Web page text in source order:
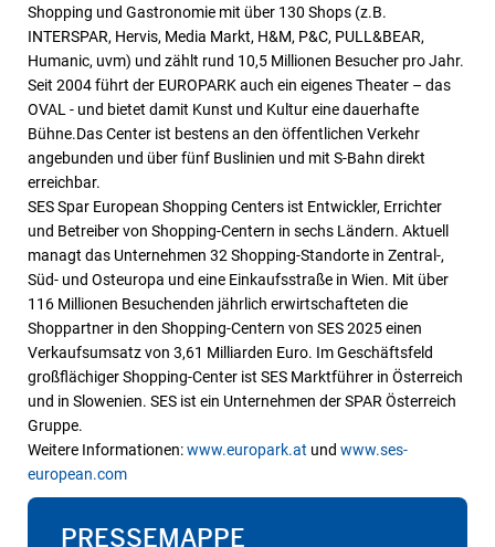
Shopping und Gastronomie mit über 130 Shops (z.B.
INTERSPAR, Hervis, Media Markt, H&M, P&C, PULL&BEAR,
Humanic, uvm) und zählt rund 10,5 Millionen Besucher pro Jahr.
Seit 2004 führt der EUROPARK auch ein eigenes Theater – das
OVAL - und bietet damit Kunst und Kultur eine dauerhafte
Bühne.Das Center ist bestens an den öffentlichen Verkehr
angebunden und über fünf Buslinien und mit S-Bahn direkt
erreichbar.
SES Spar European Shopping Centers ist Entwickler, Errichter
und Betreiber von Shopping-Centern in sechs Ländern. Aktuell
managt das Unternehmen 32 Shopping-Standorte in Zentral-,
Süd- und Osteuropa und eine Einkaufsstraße in Wien. Mit über
116 Millionen Besuchenden jährlich erwirtschafteten die
Shoppartner in den Shopping-Centern von SES 2025 einen
Verkaufsumsatz von 3,61 Milliarden Euro. Im Geschäftsfeld
großflächiger Shopping-Center ist SES Marktführer in Österreich
und in Slowenien. SES ist ein Unternehmen der SPAR Österreich
Gruppe.
Weitere Informationen:www.europark.at und www.ses-
european.com
PRESSEMAPPE